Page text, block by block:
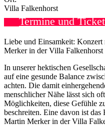
Villa Falkenhorst
Termine und
Liebe und Einsamkeit:
Merker in der Villa
In unserer hektischen
auf eine gesunde Balance
achten. Die damit
menschlicher Nähe lässt sich
Möglichkeiten, diese Gefühle
beschreiten. Eine davon ist
Martin Merker in der Villa